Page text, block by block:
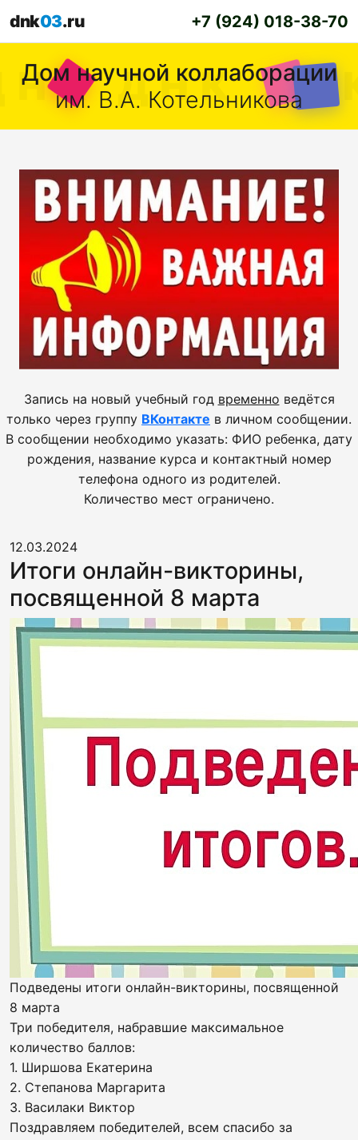
dnk03.ru +7 (924) 018-38-70
Дом научной коллаборации
им. В.А. Котельникова
Запись на новый учебный год временно ведётся
только через группу ВКонтакте в личном сообщении.
В сообщении необходимо указать: ФИО ребенка, дату
рождения, название курса и контактный номер
телефона одного из родителей.
Количество мест ограничено.
12.03.2024
Итоги онлайн-викторины,
посвященной 8 марта
Подведены итоги онлайн-викторины, посвященной
8 марта
Три победителя, набравшие максимальное
количество баллов:
1. Ширшова Екатерина
2. Степанова Маргарита
3. Василаки Виктор
Поздравляем победителей, всем спасибо за